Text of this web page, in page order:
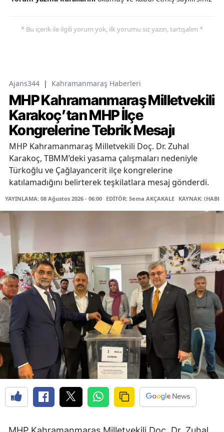
* Bu içerik ile ilgili yorum yok, ilk yorumu siz yazın, tartışalım *
Ajans344 | Kahramanmaraş Haberleri
MHP Kahramanmaraş Milletvekili
Karakoç’tan MHP İlçe
Kongrelerine Tebrik Mesajı
MHP Kahramanmaraş Milletvekili Doç. Dr. Zuhal
Karakoç, TBMM’deki yasama çalışmaları nedeniyle
Türkoğlu ve Çağlayancerit ilçe kongrelerine
katılamadığını belirterek teşkilatlara mesaj gönderdi.
YAYINLAMA: 08 Ağustos 2026 - 06:00 EDİTÖR: Sema AKÇAKALE KAYNAK: